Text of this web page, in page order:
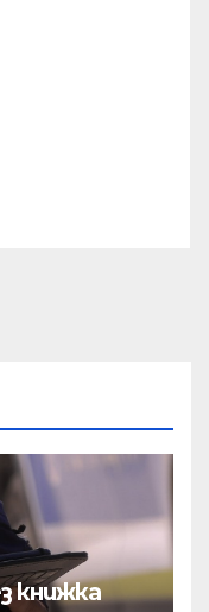
книжка